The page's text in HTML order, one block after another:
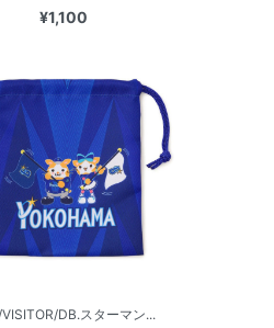
¥1,100
DB.スターマン...